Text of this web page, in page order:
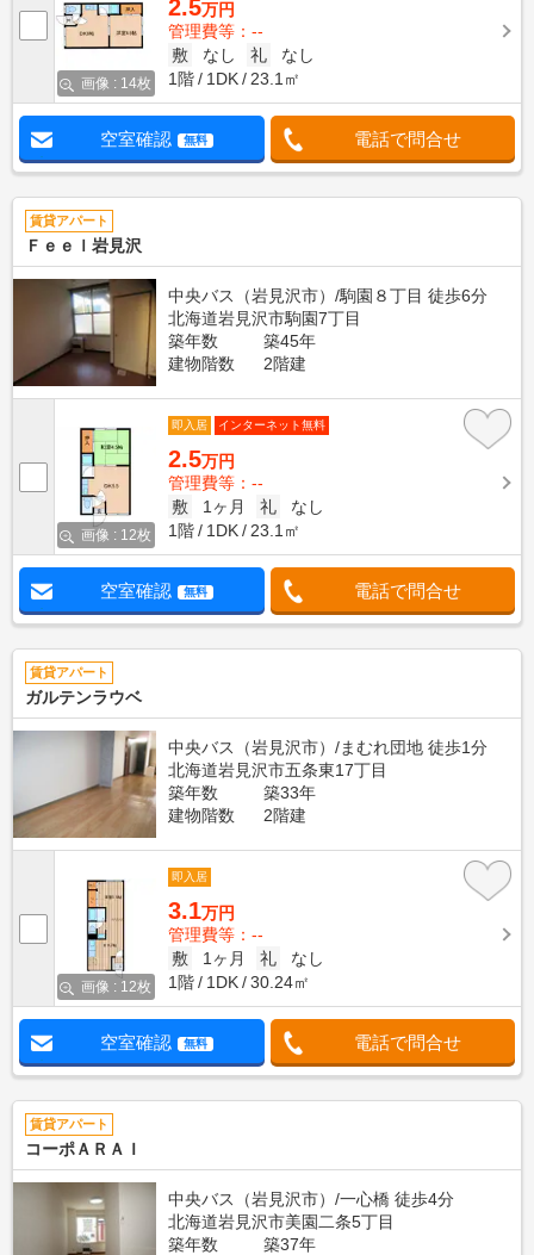
画像 : 14枚
2.5万円
管理費等：--
敷
なし 礼
なし
1階
1DK 23.1㎡
空室確認 無料 電話で問合せ
賃貸アパート
Ｆｅｅｌ岩見沢
中央バス（岩見沢市）/駒園８丁目 徒歩6分
北海道岩見沢市駒園7丁目
築年数
築45年
建物階数
2階建
画像 : 12枚
即入居 インターネット無料
2.5万円
管理費等：--
敷
1ヶ月 礼
なし
1階
1DK 23.1㎡
空室確認 無料 電話で問合せ
賃貸アパート
ガルテンラウベ
中央バス（岩見沢市）/まむれ団地 徒歩1分
北海道岩見沢市五条東17丁目
築年数
築33年
建物階数
2階建
画像 : 12枚
即入居
3.1万円
管理費等：--
敷
1ヶ月 礼
なし
1階
1DK 30.24㎡
空室確認 無料 電話で問合せ
賃貸アパート
コーポＡＲＡＩ
中央バス（岩見沢市）/一心橋 徒歩4分
北海道岩見沢市美園二条5丁目
築年数
築37年